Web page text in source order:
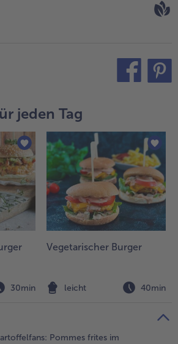
jeden Tag
30min
Vegetarischer Burger
leicht 40min
Pommes frites im